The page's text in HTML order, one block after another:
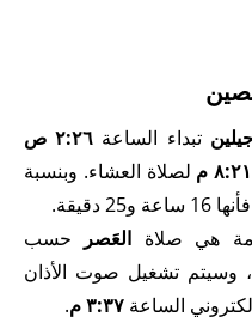
تبداء الساعة ٢:٢٦ ص
٨:٢١ م
لصلاة العشاء. وبنسبة
هي صلاة العَصر
حسب
، وسيتم تشغيل صوت الأذان
الساعة ٣:٣٧ م .